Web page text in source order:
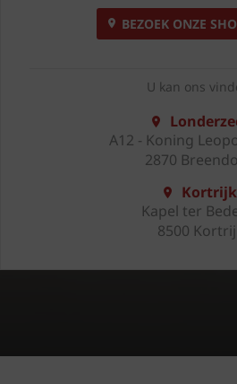
BEZOEK ONZE
U kan ons
A12 - Koning
2870
Kortrijk
Kapel ter
8500